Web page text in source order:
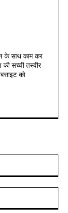
के साथ काम कर
की सच्ची तस्वीर
को